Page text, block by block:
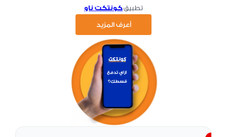
تطبيقكونتكت ناو
أعرف المزيد